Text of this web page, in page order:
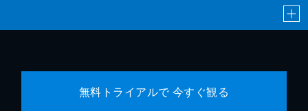
無料トライアルで 今すぐ観る